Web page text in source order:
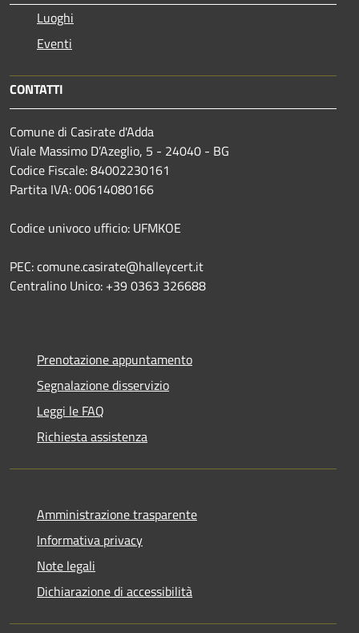
Luoghi
Eventi
CONTATTI
Comune di Casirate d'Adda
Viale Massimo D’Azeglio, 5 - 24040 - BG
Codice Fiscale: 84002230161
Partita IVA: 00614080166
Codice univoco ufficio: UFMKOE
PEC: comune.casirate@halleycert.it
Centralino Unico: +39 0363 326688
Prenotazione appuntamento
Segnalazione disservizio
Leggi le FAQ
Richiesta assistenza
Amministrazione trasparente
Informativa privacy
Note legali
Dichiarazione di accessibilità